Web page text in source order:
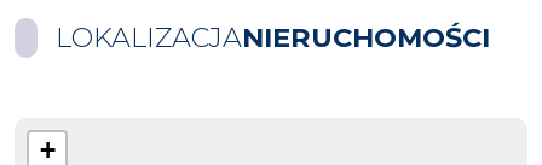
LOKALIZACJANIERUCHOMOŚCI
+